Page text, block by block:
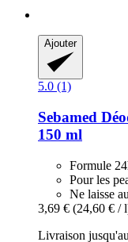
Ajouter
5.0 (1)
Sebamed
150 ml
Formule
Pour les
Ne laisse
3,69 € (24,60 € /
Livraison